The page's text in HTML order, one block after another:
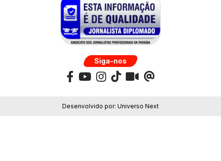
Siga-nos
Desenvolvido por: Universo Next